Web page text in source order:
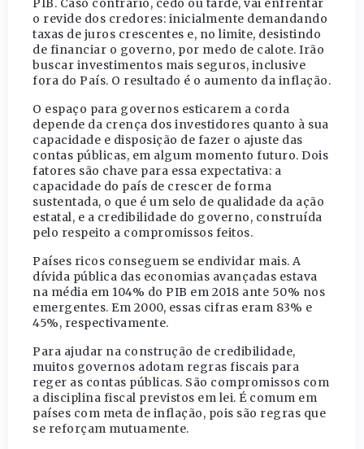
PIB. Caso contrário, cedo ou tarde, vai enfrentar
o revide dos credores: inicialmente demandando
taxas de juros crescentes e, no limite, desistindo
de financiar o governo, por medo de calote. Irão
buscar investimentos mais seguros, inclusive
fora do País. O resultado é o aumento da inflação.
O espaço para governos esticarem a corda
depende da crença dos investidores quanto à sua
capacidade e disposição de fazer o ajuste das
contas públicas, em algum momento futuro. Dois
fatores são chave para essa expectativa: a
capacidade do país de crescer de forma
sustentada, o que é um selo de qualidade da ação
estatal, e a credibilidade do governo, construída
pelo respeito a compromissos feitos.
Países ricos conseguem se endividar mais. A
dívida pública das economias avançadas estava
na média em 104% do PIB em 2018 ante 50% nos
emergentes. Em 2000, essas cifras eram 83% e
45%, respectivamente.
Para ajudar na construção de credibilidade,
muitos governos adotam regras fiscais para
reger as contas públicas. São compromissos com
a disciplina fiscal previstos em lei. É comum em
países com meta de inflação, pois são regras que
se reforçam mutuamente.